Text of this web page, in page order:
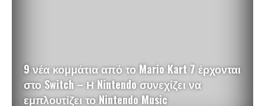
9 νέα κομμάτια από το Mario Kart 7 έρχονται
στο Switch – Η Nintendo συνεχίζει να
εμπλουτίζει το Nintendo Music